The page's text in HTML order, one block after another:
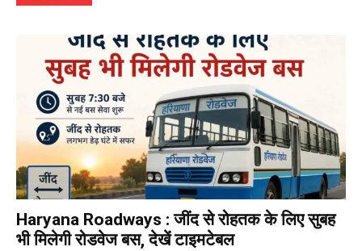
Haryana Roadways : जींद से रोहतक के लिए सुबह
भी मिलेगी रोडवेज बस, देखें टाइमटेबल